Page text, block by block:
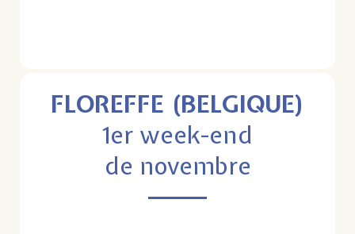
FLOREFFE (BELGIQUE)
1er week-end
de novembre